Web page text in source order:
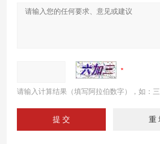
请输入计算结果（填写阿拉伯数字），如：